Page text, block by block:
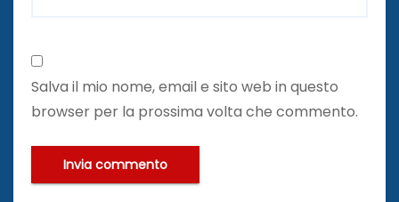
Salva il mio nome, email e sito web in questo
browser per la prossima volta che commento.